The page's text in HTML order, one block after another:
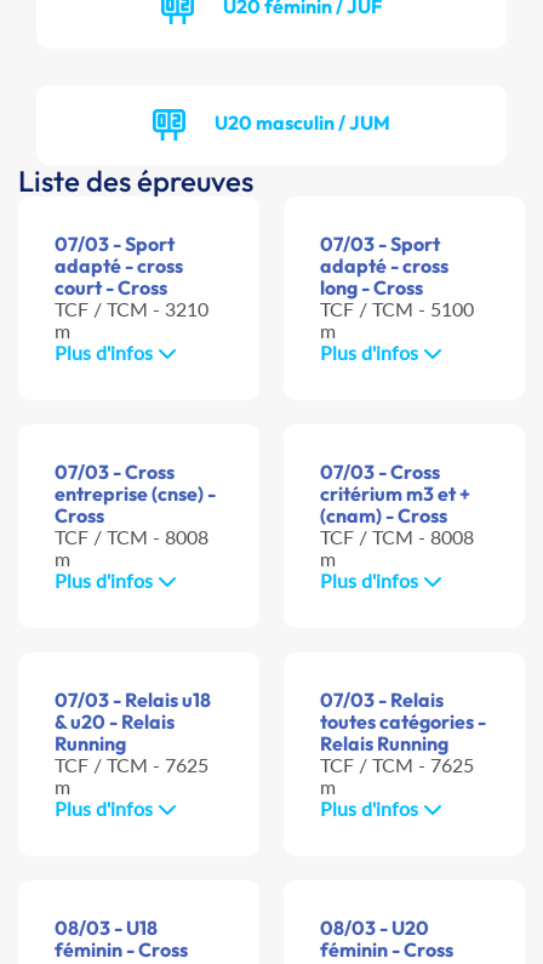
U20 féminin / JUF
U20 masculin / JUM
Liste des épreuves
07/03 - Sport
adapté - cross
court - Cross
TCF / TCM - 3210
m
Plus d'infos
07/03 - Sport
adapté - cross
long - Cross
TCF / TCM - 5100
m
Plus d'infos
07/03 - Cross
entreprise (cnse) -
Cross
TCF / TCM - 8008
m
Plus d'infos
07/03 - Cross
critérium m3 et +
(cnam) - Cross
TCF / TCM - 8008
m
Plus d'infos
07/03 - Relais u18
& u20 - Relais
Running
TCF / TCM - 7625
m
Plus d'infos
07/03 - Relais
toutes catégories -
Relais Running
TCF / TCM - 7625
m
Plus d'infos
08/03 - U18
féminin - Cross
08/03 - U20
féminin - Cross